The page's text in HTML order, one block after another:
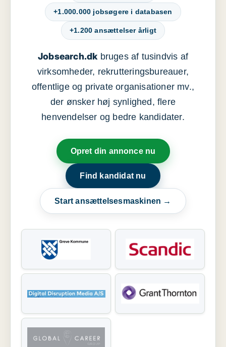
+1.000.000 jobsøgere i databasen
+1.200 ansættelser årligt
Jobsearch.dkbruges af tusindvis af
virksomheder, rekrutteringsbureauer,
offentlige og private organisationer mv.,
der ønsker høj synlighed, flere
henvendelser og bedre kandidater.
Opret din annonce nu
Find kandidat nu
Start ansættelsesmaskinen →